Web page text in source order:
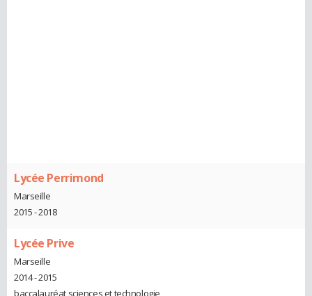
Lycée Perrimond
Marseille
2015 - 2018
Lycée Prive
Marseille
2014 - 2015
baccalauréat sciences et technologie